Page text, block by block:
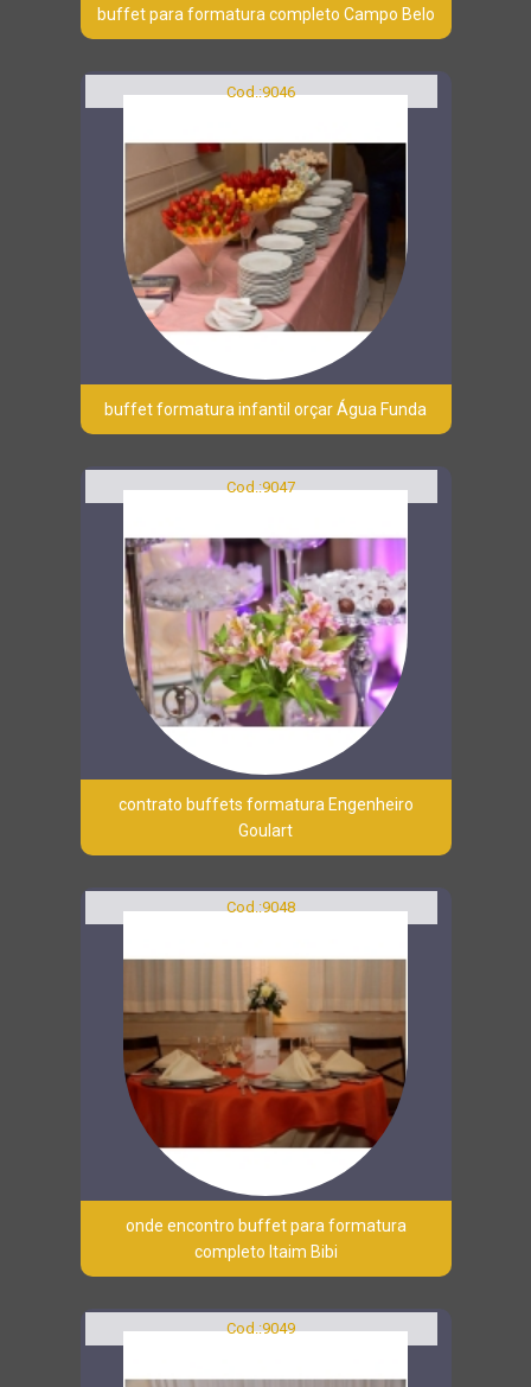
buffet para formatura completo Campo Belo
Cod.:9046
buffet formatura infantil orçar Água Funda
Cod.:9047
contrato buffets formatura Engenheiro
Goulart
Cod.:9048
onde encontro buffet para formatura
completo Itaim Bibi
Cod.:9049